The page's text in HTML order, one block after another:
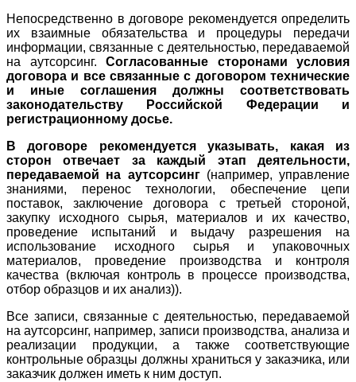
Непосредственно в договоре рекомендуется определить
их взаимные обязательства и процедуры передачи
информации, связанные с деятельностью, передаваемой
на аутсорсинг. Согласованные сторонами условия
договора и все связанные с договором технические
и иные соглашения должны соответствовать
законодательству Российской Федерации и
регистрационному досье.
В договоре рекомендуется указывать, какая из
сторон отвечает за каждый этап деятельности,
передаваемой на аутсорсинг(например, управление
знаниями, перенос технологии, обеспечение цепи
поставок, заключение договора с третьей стороной,
закупку исходного сырья, материалов и их качество,
проведение испытаний и выдачу разрешения на
использование исходного сырья и упаковочных
материалов, проведение производства и контроля
качества (включая контроль в процессе производства,
отбор образцов и их анализ)).
Все записи, связанные с деятельностью, передаваемой
на аутсорсинг, например, записи производства, анализа и
реализации продукции, а также соответствующие
контрольные образцы должны храниться у заказчика, или
заказчик должен иметь к ним доступ.